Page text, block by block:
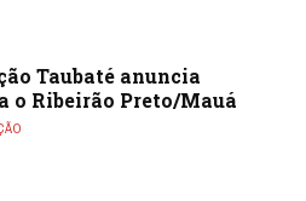
Taubaté anuncia
o Ribeirão Preto/Mauá